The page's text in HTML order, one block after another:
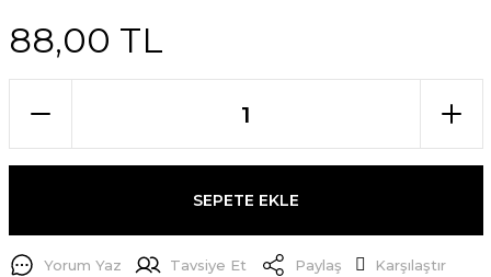
88,00 TL
SEPETE EKLE
Yorum Yaz Tavsiye Et Paylaş Karşılaştır